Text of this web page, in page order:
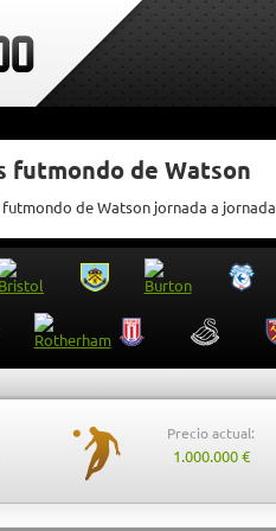
futmondo de Watson
de Watson jornada a jornada
Precio actual:
1.000.000 €